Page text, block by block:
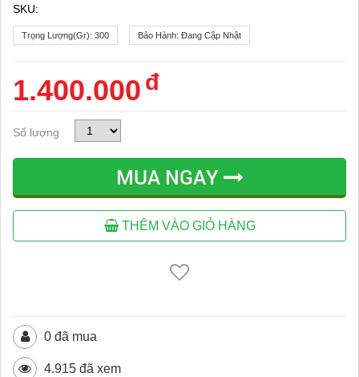
SKU:
Trọng Lượng(gr): 300 Bảo Hành: Đang Cập Nhật
1.400.000 đ
Số lượng
MUA NGAY
THÊM VÀO GIỎ HÀNG
0 đã mua
4.915 đã xem